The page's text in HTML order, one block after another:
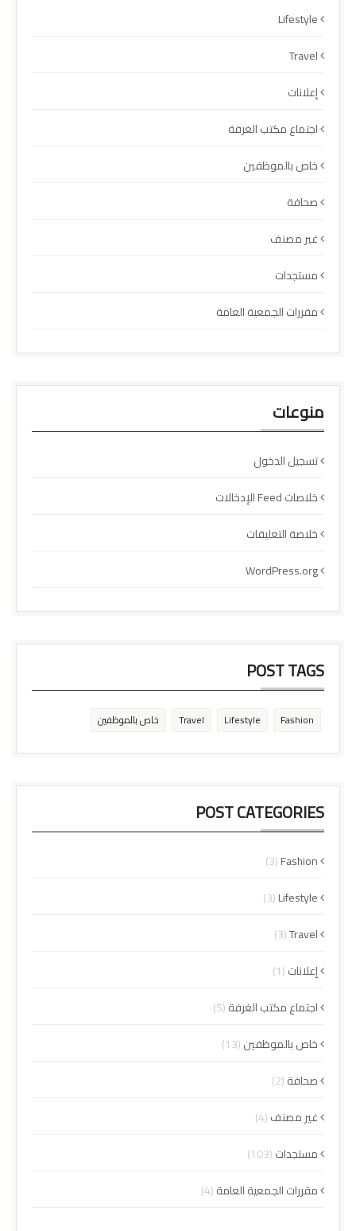
Lifestyle
Travel
إعلانات
اجتماع مكتب الغرفة
خاص بالموظفين
صحافة
غير مصنف
مستجدات
مقررات الجمعية العامة
منوعات
تسجيل الدخول
خلاصات Feed الإدخالات
خلاصة التعليقات
WordPress.org
POST TAGS
Fashion
Lifestyle
Travel خاص بالموظفين
POST CATEGORIES
Fashion
(3)
Lifestyle
(3)
Travel
(3)
إعلانات(1)
اجتماع مكتب الغرفة(5)
خاص بالموظفين(13)
صحافة(2)
غير مصنف(4)
مستجدات(103)
مقررات الجمعية العامة(4)